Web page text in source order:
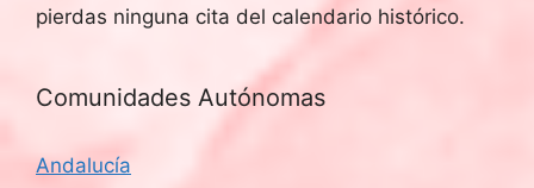
pierdas ninguna cita del calendario histórico.
Comunidades Autónomas
Andalucía